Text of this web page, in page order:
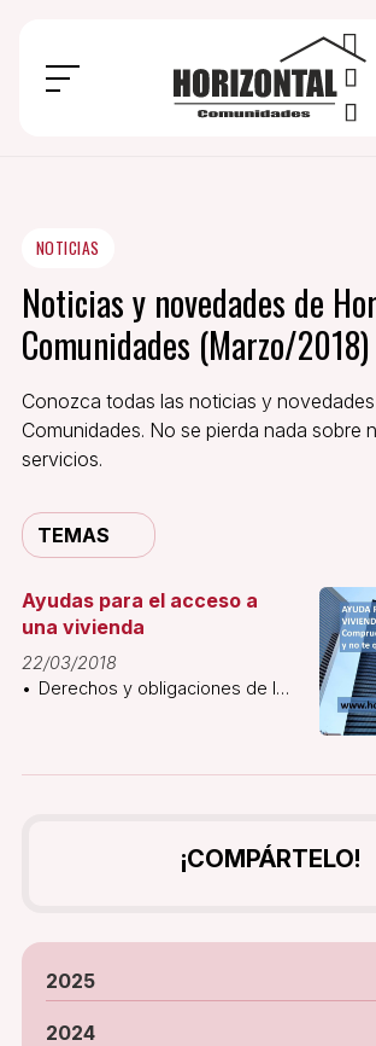
NOTICIAS
Noticias y novedades de
Comunidades (Marzo/2018)
Conozca todas las noticias y
Comunidades. No se pierda nada sobre
servicios.
TEMAS
Ayudas para el acceso a
una vivienda
22/03/2018
Derechos y obligaciones de los
¡COMPÁRTELO!
2025
2024